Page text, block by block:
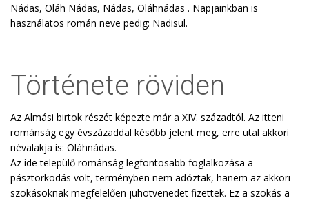
Nádas, Oláh Nádas, Nádas, Oláhnádas . Napjainkban is
használatos román neve pedig: Nadisul.
Története röviden
Az Almási birtok részét képezte már a XIV. századtól. Az itteni
románság egy évszázaddal később jelent meg, erre utal akkori
névalakja is: Oláhnádas.
Az ide települő románság legfontosabb foglalkozása a
pásztorkodás volt, terményben nem adóztak, hanem az akkori
szokásoknak megfelelően juhötvenedet fizettek. Ez a szokás a